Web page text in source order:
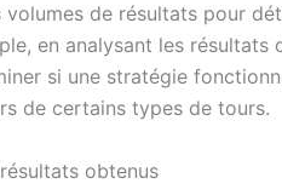
de résultats pour
en analysant les résultats
si une stratégie
de certains types de tours.
obtenus